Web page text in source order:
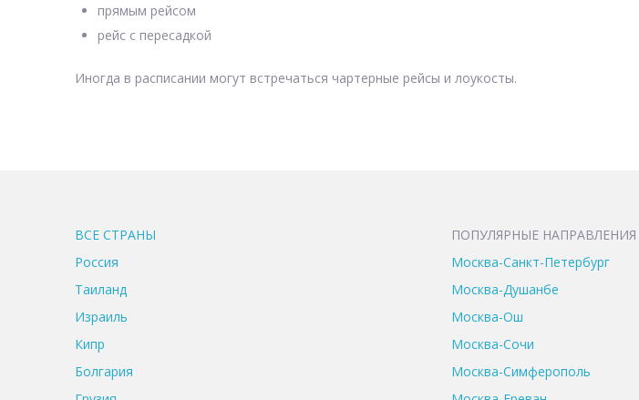
прямым рейсом
рейс с пересадкой
Иногда в расписании могут встречаться чартерные рейсы и лоукосты.
ВСЕ CТРАНЫ
Россия
Таиланд
Израиль
Кипр
Болгария
ПОПУЛЯРНЫЕ НАПРАВЛЕНИЯ
Москва-Санкт-Петербург
Москва-Душанбе
Москва-Ош
Москва-Сочи
Москва-Симферополь